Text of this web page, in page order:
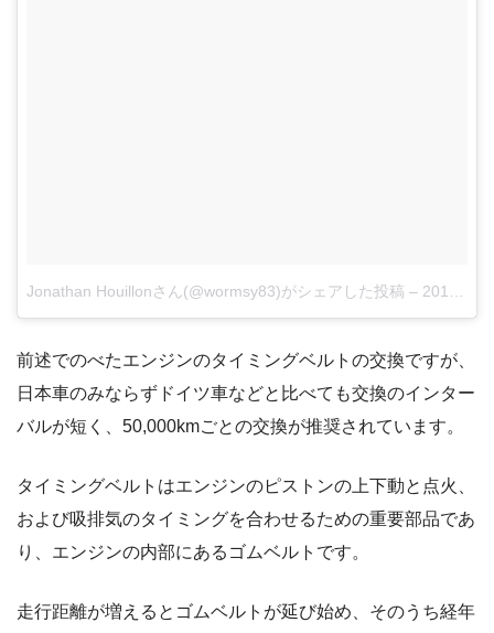
Jonathan Houillonさん(@wormsy83)がシェアした投稿 – 2018年 5月月20日午前2時29分PDT
前述でのべたエンジンのタイミングベルトの交換ですが、
日本車のみならずドイツ車などと比べても交換のインター
バルが短く、50,000kmごとの交換が推奨されています。
タイミングベルトはエンジンのピストンの上下動と点火、
および吸排気のタイミングを合わせるための重要部品であ
り、エンジンの内部にあるゴムベルトです。
走行距離が増えるとゴムベルトが延び始め、そのうち経年